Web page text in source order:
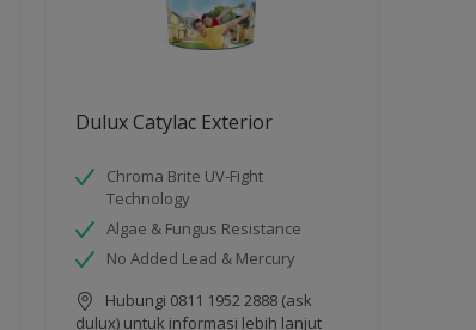
Dulux Catylac Exterior
Chroma Brite UV-Fight
Technology
Algae & Fungus Resistance
No Added Lead & Mercury
Hubungi 0811 1952 2888 (ask
dulux) untuk informasi lebih lanjut